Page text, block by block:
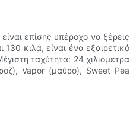
επίσης υπέροχο να ξέρεις
κιλά, είναι ένα εξαιρετικό
ταχύτητα: 24 χιλιόμετρα
Vapor (μαύρο), Sweet Pea